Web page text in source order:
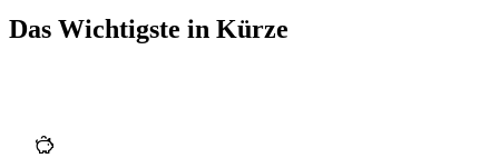
Das Wichtigste in Kürze